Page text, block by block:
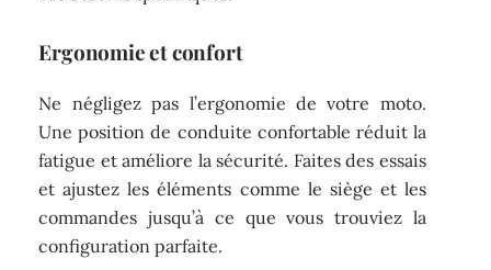
Ergonomie et confort
Ne négligez pas l’ergonomie de votre moto.
Une position de conduite confortable réduit la
fatigue et améliore la sécurité. Faites des essais
et ajustez les éléments comme le siège et les
commandes jusqu’à ce que vous trouviez la
configuration parfaite.